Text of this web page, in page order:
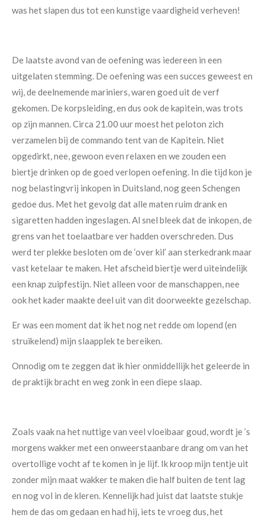
was het slapen dus tot een kunstige vaardigheid verheven!
De laatste avond van de oefening was iedereen in een
uitgelaten stemming. De oefening was een succes geweest en
wij, de deelnemende mariniers, waren goed uit de verf
gekomen. De korpsleiding, en dus ook de kapitein, was trots
op zijn mannen. Circa 21.00 uur moest het peloton zich
verzamelen bij de commando tent van de Kapitein. Niet
opgedirkt, nee, gewoon even relaxen en we zouden een
biertje drinken op de goed verlopen oefening. In die tijd kon je
nog belastingvrij inkopen in Duitsland, nog geen Schengen
gedoe dus. Met het gevolg dat alle maten ruim drank en
sigaretten hadden ingeslagen. Al snel bleek dat de inkopen, de
grens van het toelaatbare ver hadden overschreden. Dus
werd ter plekke besloten om de ‘over kil’ aan sterkedrank maar
vast ketelaar te maken. Het afscheid biertje werd uiteindelijk
een knap zuipfestijn. Niet alleen voor de manschappen, nee
ook het kader maakte deel uit van dit doorweekte gezelschap.
Er was een moment dat ik het nog net redde om lopend (en
struikelend) mijn slaapplek te bereiken.
Onnodig om te zeggen dat ik hier onmiddellijk het geleerde in
de praktijk bracht en weg zonk in een diepe slaap.
Zoals vaak na het nuttige van veel vloeibaar goud, wordt je ’s
morgens wakker met een onweerstaanbare drang om van het
overtollige vocht af te komen in je lijf. Ik kroop mijn tentje uit
zonder mijn maat wakker te maken die half buiten de tent lag
en nog vol in de kleren. Kennelijk had juist dat laatste stukje
hem de das om gedaan en had hij, iets te vroeg dus, het